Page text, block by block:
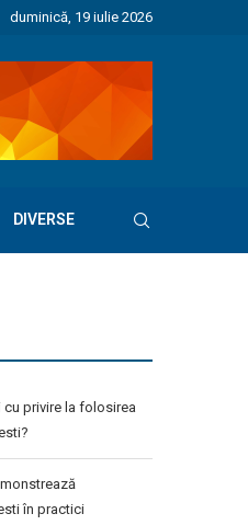
duminică, 19 iulie 2026
DIVERSE
privire la folosirea
în practici